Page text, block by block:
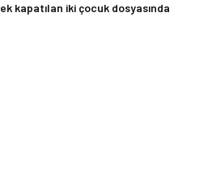
kapatılan iki çocuk dosyasında